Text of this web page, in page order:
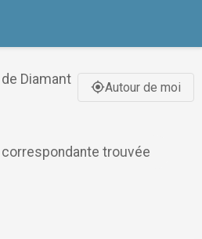
Diamant
gps_fixedAutour de moi
trouvée